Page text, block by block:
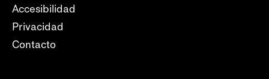
Accesibilidad
Privacidad
Contacto